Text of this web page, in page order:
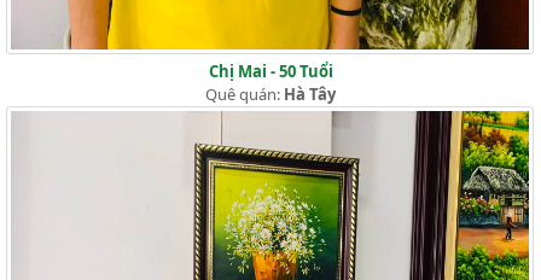
Chị Mai - 50 Tuổi
Quê quán: Hà Tây